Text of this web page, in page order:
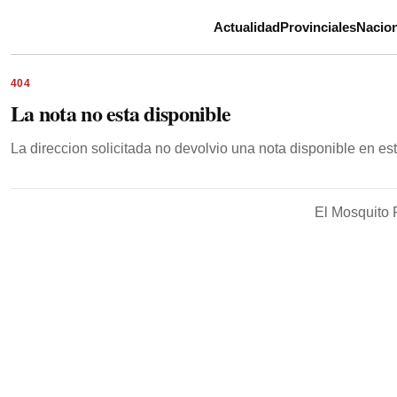
ActualidadProvinciales
404
La nota no esta disponible
La direccion solicitada no devolvio una nota disponible en
El Mosquito